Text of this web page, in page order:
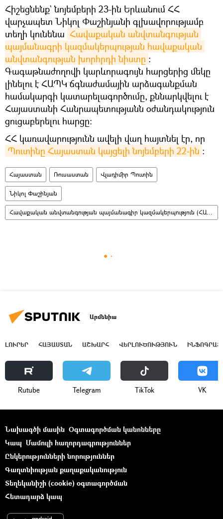
Հիշեցնենք` նոյեմբերի 23-ին Երևանում ՀՀ
վարչապետ Նիկոլ Փաշինյանի գլխավորությամբ
տեղի կունենա Հավաքական անվտանգության
պայմանագրի կազմակերպության հավաքական
անվտանգության խորհրդի նիստը ։
Գագաթնաժողովի կարևորագույն հարցերից մեկը
լինելու է ՀԱՊԿ ճգնաժամային արձագանքման
համակարգի կատարելագործումը, քննարկվելու է
Հայաստանի Հանրապետությանն օժանդակություն
ցուցաբերելու հարցը։
ՀՀ կառավարությունն ավելի վաղ հայտնել էր, որ
Պուտինը Հայաստան կայցելի նոյեմբերի 22-ին ։
Հայաստան Ռուսաստան Վլադիմիր Պուտին
Նիկոլ Փաշինյան
Հավաքական անվտանգության պայմանագիր կազմակերպություն (ՀԱՊԿ)
Արմենիա
ԼՈՒՐԵՐ ՀԱՅԱՍՏԱՆ ԱՇԽԱՐՀ ՎԵՐԼՈՒԾՈՒԹՅՈՒՆ
Rutube Telegram ТikТоk VK
Նախագծի մասին Օգտագործման կանոնները
Կապ Մամուլի հաղորդագրություններ
Ընկերությունների նորություններ
Գաղտնիության քաղաքականություն
Տեղեկանիշի (cookie) օգտագործման
Հետադարձ կապ